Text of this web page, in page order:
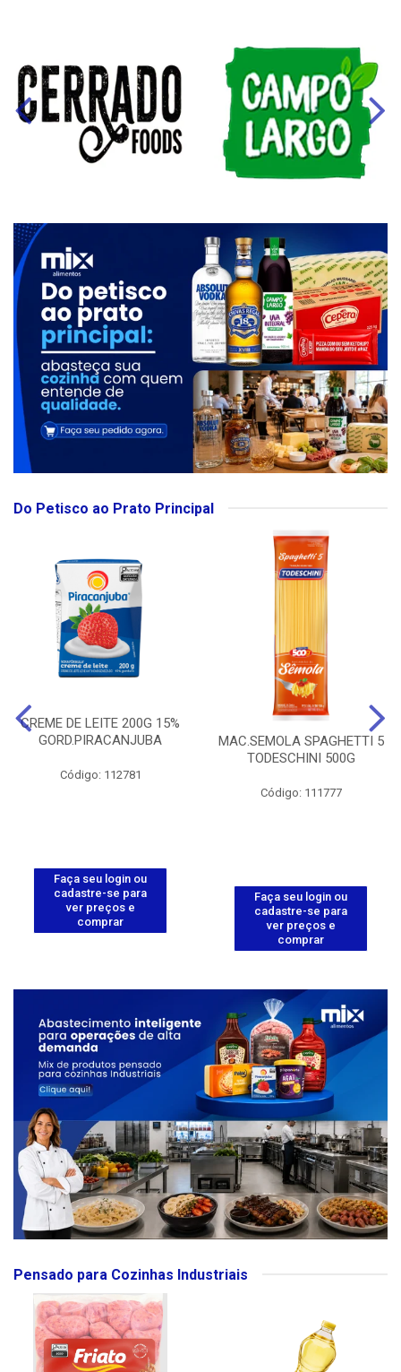
Do Petisco ao Prato Principal
CREME DE LEITE 200G 15%
GORD.PIRACANJUBA
Código: 112781
Faça seu login ou
cadastre-se para
ver preços e
comprar
MAC.SEMOLA SPAGHETTI 5
TODESCHINI 500G
Código: 111777
Faça seu login ou
cadastre-se para
ver preços e
comprar
Pensado para Cozinhas Industriais